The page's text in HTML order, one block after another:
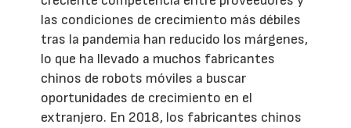
las condiciones de crecimiento más débiles
tras la pandemia han reducido los márgenes,
lo que ha llevado a muchos fabricantes
chinos de robots móviles a buscar
oportunidades de crecimiento en el
extranjero. En 2018, los fabricantes chinos